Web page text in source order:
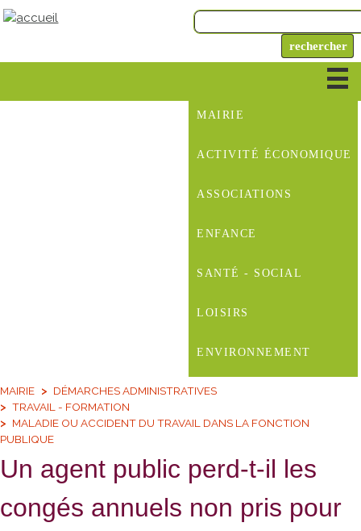
MAIRIE
ACTIVITÉ ÉCONOMIQUE
ASSOCIATIONS
ENFANCE
SANTÉ - SOCIAL
LOISIRS
ENVIRONNEMENT
MAIRIE
DÉMARCHES ADMINISTRATIVES
TRAVAIL - FORMATION
MALADIE OU ACCIDENT DU TRAVAIL DANS LA FONCTION
PUBLIQUE
Un agent public perd-t-il les
congés annuels non pris pour